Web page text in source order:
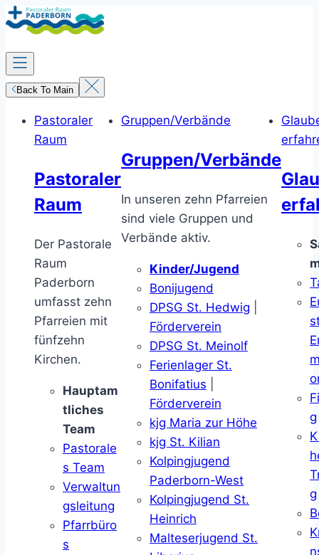
Zum
Inhalt
springen
Back To Main
Pastoraler
Raum
Pastoraler
Raum
Der Pastorale
Raum
Paderborn
umfasst zehn
Pfarreien mit
fünfzehn
Kirchen.
Hauptam
tliches
Team
Pastorale
s Team
Verwaltun
gsleitung
Pfarrbüro
s
Gruppen/Verbände
Gruppen/Verbände
In unseren zehn Pfarreien
sind viele Gruppen und
Verbände aktiv.
Kinder/Jugend
Bonijugend
DPSG St. Hedwig
Förderverein
DPSG St. Meinolf
Ferienlager St.
Bonifatius
Förderverein
kjg Maria zur Höhe
kjg St. Kilian
Kolpingjugend
Paderborn-West
Kolpingjugend St.
Heinrich
Malteserjugend St.
g
g